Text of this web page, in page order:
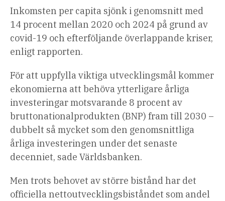
Inkomsten per capita sjönk i genomsnitt med
14 procent mellan 2020 och 2024 på grund av
covid-19 och efterföljande överlappande kriser,
enligt rapporten.
För att uppfylla viktiga utvecklingsmål kommer
ekonomierna att behöva ytterligare årliga
investeringar motsvarande 8 procent av
bruttonationalprodukten (BNP) fram till 2030 –
dubbelt så mycket som den genomsnittliga
årliga investeringen under det senaste
decenniet, sade Världsbanken.
Men trots behovet av större bistånd har det
officiella nettoutvecklingsbiståndet som andel